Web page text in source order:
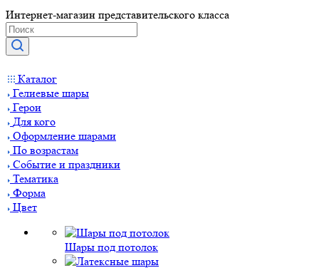
Интернет-магазин представительского класса
Каталог
Гелиевые шары
Герои
Для кого
Оформление шарами
По возрастам
Событие и праздники
Тематика
Форма
Цвет
Шары под потолок